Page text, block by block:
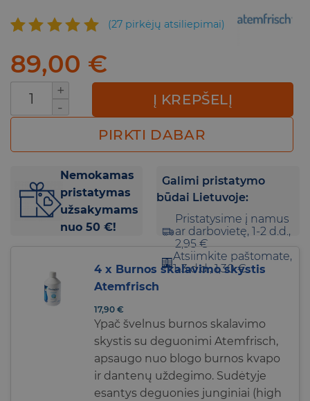
4.85iš 5
(viso
įvertinimų:
(27pirkėjų atsiliepimai)
89,00 €
produkto kiekis: Atemfrisch rinkinys 4+2
Į KREPŠELĮ
PIRKTI DABAR
Nemokamas
pristatymas
užsakymams
nuo 50 €!
Galimi pristatymo
būdai Lietuvoje:
Pristatysime į namus
ar darbovietę, 1-2 d.d.,
2,95 €
Atsiimkite paštomate,
1-3 d.d., 1,30 €
4 x Burnos skalavimo skystis
Atemfrisch
17,90 €
Ypač švelnus burnos skalavimo
skystis su deguonimi Atemfrisch,
apsaugo nuo blogo burnos kvapo
ir dantenų uždegimo. Sudėtyje
esantys deguonies junginiai (high